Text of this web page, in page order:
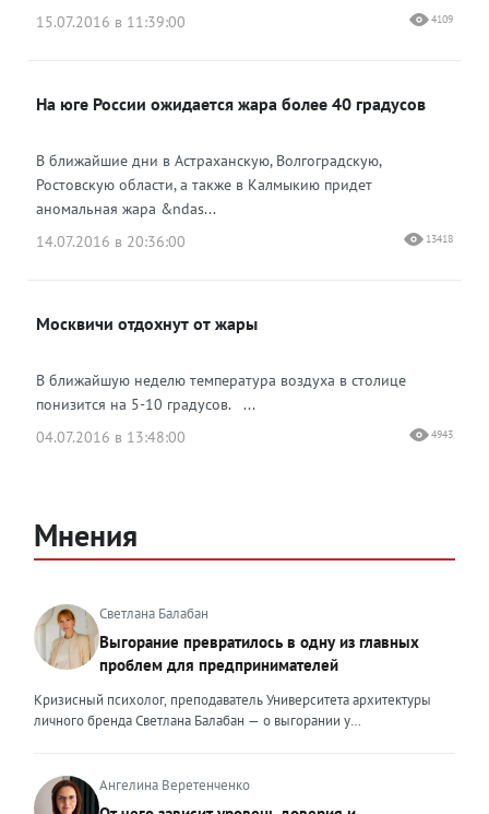
15.07.2016 в 11:39:00
4109
На юге России ожидается жара более 40 градусов
В ближайшие дни в Астраханскую, Волгоградскую,
Ростовскую области, а также в Калмыкию придет
аномальная жара &ndas...
14.07.2016 в 20:36:00
13418
Москвичи отдохнут от жары
В ближайшую неделю температура воздуха в столице
понизится на 5-10 градусов. ...
04.07.2016 в 13:48:00
4943
Мнения
Светлана Балабан
Выгорание превратилось в одну из главных
проблем для предпринимателей
Кризисный психолог, преподаватель Университета архитектуры
личного бренда Светлана Балабан — о выгорании у
проблемой, однако выгорание у предпринимателей заметно
отличается от выгорания у наёмных сотрудников. Наёмный
Ангелина Веретенченко